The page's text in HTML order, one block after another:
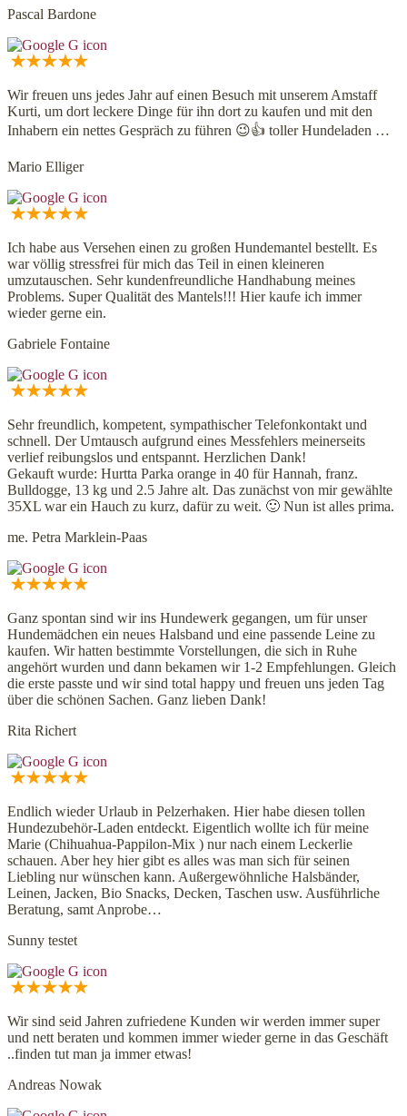
Pascal Bardone
Wir freuen uns jedes Jahr auf einen Besuch mit unserem Amstaff
Kurti, um dort leckere Dinge für ihn dort zu kaufen und mit den
Inhabern ein nettes Gespräch zu führen 😉👍 toller Hundeladen …
Mario Elliger
Ich habe aus Versehen einen zu großen Hundemantel bestellt. Es
war völlig stressfrei für mich das Teil in einen kleineren
umzutauschen. Sehr kundenfreundliche Handhabung meines
Problems. Super Qualität des Mantels!!! Hier kaufe ich immer
wieder gerne ein.
Gabriele Fontaine
Sehr freundlich, kompetent, sympathischer Telefonkontakt und
schnell. Der Umtausch aufgrund eines Messfehlers meinerseits
verlief reibungslos und entspannt. Herzlichen Dank!
Gekauft wurde: Hurtta Parka orange in 40 für Hannah, franz.
Bulldogge, 13 kg und 2.5 Jahre alt. Das zunächst von mir gewählte
35XL war ein Hauch zu kurz, dafür zu weit. 🙂 Nun ist alles prima.
me. Petra Marklein-Paas
Ganz spontan sind wir ins Hundewerk gegangen, um für unser
Hundemädchen ein neues Halsband und eine passende Leine zu
kaufen. Wir hatten bestimmte Vorstellungen, die sich in Ruhe
angehört wurden und dann bekamen wir 1-2 Empfehlungen. Gleich
die erste passte und wir sind total happy und freuen uns jeden Tag
über die schönen Sachen. Ganz lieben Dank!
Rita Richert
Endlich wieder Urlaub in Pelzerhaken. Hier habe diesen tollen
Hundezubehör-Laden entdeckt. Eigentlich wollte ich für meine
Marie (Chihuahua-Pappilon-Mix ) nur nach einem Leckerlie
schauen. Aber hey hier gibt es alles was man sich für seinen
Liebling nur wünschen kann. Außergewöhnliche Halsbänder,
Leinen, Jacken, Bio Snacks, Decken, Taschen usw. Ausführliche
Beratung, samt Anprobe…
Sunny testet
Wir sind seid Jahren zufriedene Kunden wir werden immer super
und nett beraten und kommen immer wieder gerne in das Geschäft
..finden tut man ja immer etwas!
Andreas Nowak